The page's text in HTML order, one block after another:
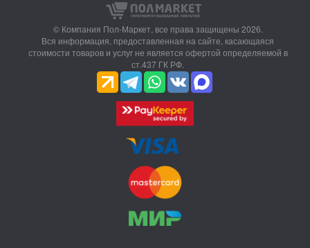
© Компания Пол-Маркет, все права защищены 2026.
Вся информация, предоставленная на сайте, касающаяся
стоимости товаров и услуг не является офертой определяемой в
ст.437 ГК РФ.